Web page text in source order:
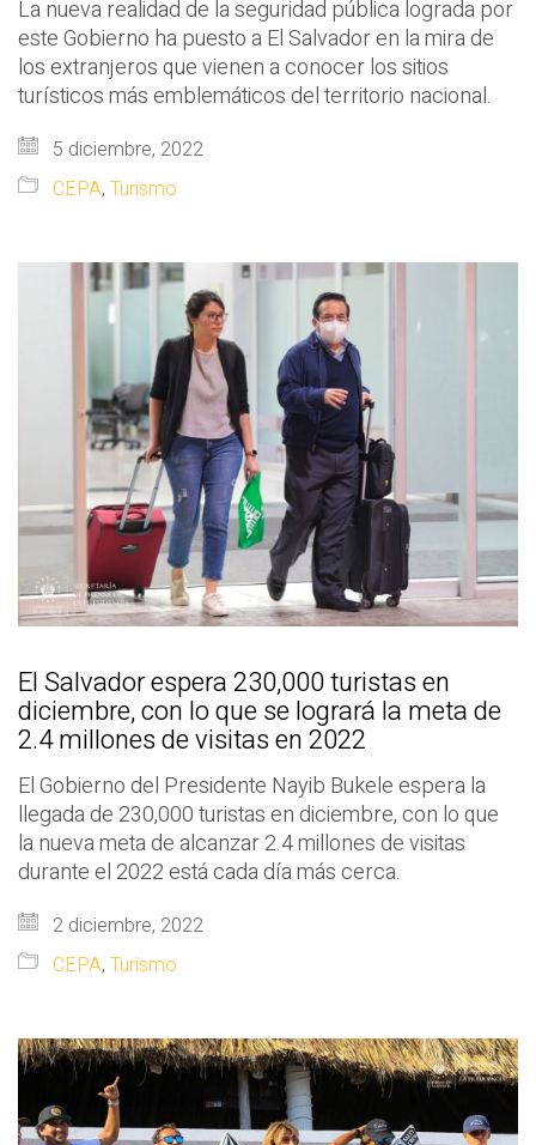
La nueva realidad de la seguridad pública lograda por
este Gobierno ha puesto a El Salvador en la mira de
los extranjeros que vienen a conocer los sitios
turísticos más emblemáticos del territorio nacional.
5 diciembre, 2022
CEPA, Turismo
El Salvador espera 230,000 turistas en
diciembre, con lo que se logrará la meta de
2.4 millones de visitas en 2022
El Gobierno del Presidente Nayib Bukele espera la
llegada de 230,000 turistas en diciembre, con lo que
la nueva meta de alcanzar 2.4 millones de visitas
durante el 2022 está cada día más cerca.
2 diciembre, 2022
CEPA, Turismo